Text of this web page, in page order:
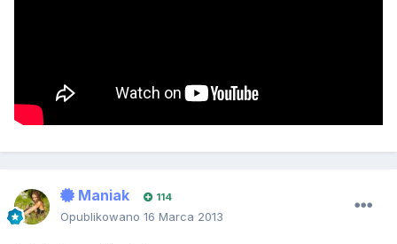
Maniak 114
Opublikowano 16 Marca 2013